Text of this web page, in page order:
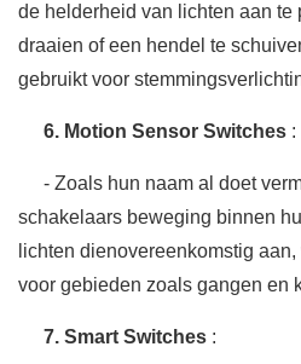
de helderheid van lichten aan te
draaien of een hendel te
gebruikt voor
6. Motion Sensor Switches :
- Zoals hun naam al doet
schakelaars beweging binnen
lichten dienovereenkomstig
voor gebieden zoals gangen en
7. Smart Switches :